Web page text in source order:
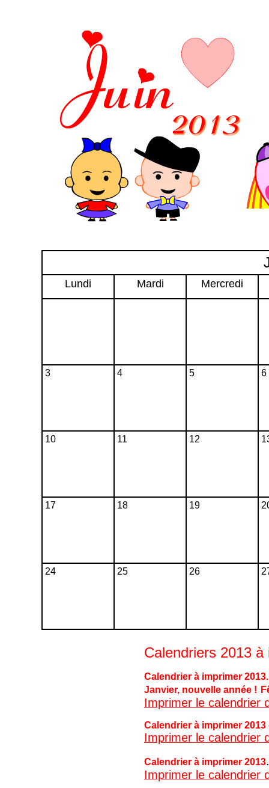
Lundi Mardi Mercredi
3 4 5 6
10 11 12
17 18 19
24 25 26
Calendriers 2013
Calendrier à imprimer
Janvier, nouvelle année !
Imprimer le calendrier
Calendrier à imprimer
Imprimer le calendrier
Calendrier à imprimer 2013.
Imprimer le calendrier